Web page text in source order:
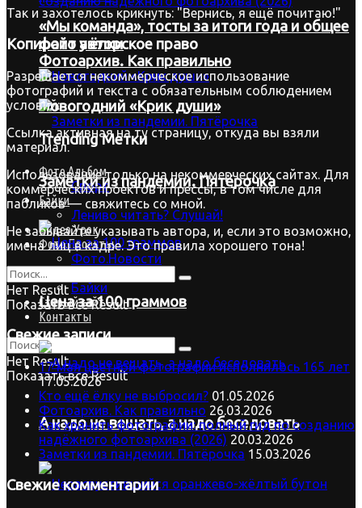
«Мы команда», тосты за итоги года и общее
фото у ёлки
Новогодний «Крик души»
Trending Метки
Фото.Альбом
Спорт
Байки
Лениво читать? Слушай!
Видео.Урок
Фото.Проекты
Фото.Новости
Байки
Старый сайт
Контакты
Нет Result
Показать все Result
Фотоархив. Как правильно
Заметки из пандемии. Пятёрочка
Цена за 100 граммов
А надо не вещать, а надо беседовать
Так и захотелось крикнуть: "Вернись, я ещё почитаю!"
Копирайтавторское право
Разрешается некоммерческое использование
фотографий и текста с обязательным соблюдением
условий:
Ссылка активная на ту страницу, откуда вы взяли
материал.
Использование только на некоммерческих сайтах. Для
коммерческих проектов и прессы, в том числе для
пабликов — свяжитесь со мной.
Не забывайте указывать автора, и, если это возможно,
имена лиц в кадре. Это правила хорошего тона!
Нет Result
Показать все Result
Свежие записи
17 мая цветной фотографии исполнилось 165 лет
17.05.2026
Кто ещё ёлку не выбросил? 01.05.2026
Фотоархив. Как правильно 26.03.2026
Как хранить фотографии: полный гид по созданию
надёжного фотоархива (2026) 20.03.2026
Заметки из пандемии. Пятёрочка 15.03.2026
Свежие комментарии